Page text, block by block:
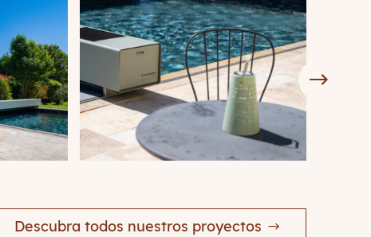
Descubra todos nuestros proyectos